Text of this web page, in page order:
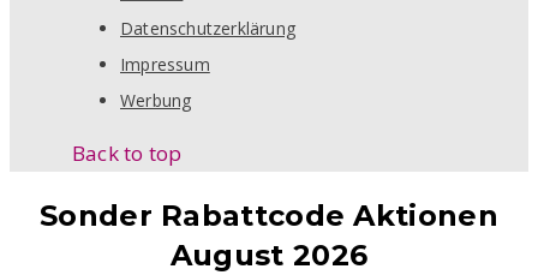
Datenschutzerklärung
Impressum
Werbung
Back to top
Sonder Rabattcode Aktionen
August 2026